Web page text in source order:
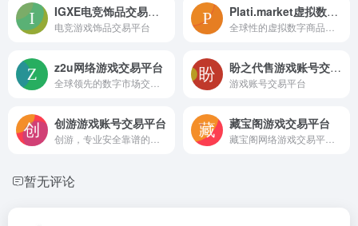
IGXE电竞饰品交易平台
电竞游戏饰品交易平台
Plati.market虚拟数字商品交易平台
z2u网络游戏交易平台 盼之代售游戏账号交易平台
游戏账号交易平台
创游游戏账号交易平台 藏宝阁游戏交易平台
暂无评论